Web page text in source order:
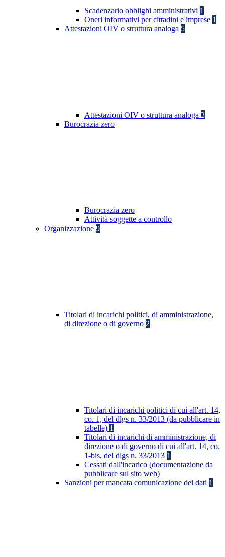
Scadenzario obblighi amministrativi 1
Oneri informativi per cittadini e imprese 1
Attestazioni OIV o struttura analoga 5
Attestazioni OIV o struttura analoga 2
Burocrazia zero
Burocrazia zero
Attività soggette a controllo
Organizzazione 9
Titolari di incarichi politici, di amministrazione,
di direzione o di governo 2
Titolari di incarichi politici di cui all'art. 14,
co. 1, del dlgs n. 33/2013 (da pubblicare in
tabelle) 1
Titolari di incarichi di amministrazione, di
direzione o di governo di cui all'art. 14, co.
1-bis, del dlgs n. 33/2013 1
Cessati dall'incarico (documentazione da
pubblicare sul sito web)
Sanzioni per mancata comunicazione dei dati 1